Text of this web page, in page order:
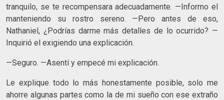
tranquilo, se te recompensara adecuadamente. —Informo el
manteniendo su rostro sereno. —Pero antes de eso,
Nathaniel, ¿Podrías darme más detalles de lo ocurrido? —
Inquirió el exigiendo una explicación.
—Seguro. —Asentí y empecé mi explicación.
Le explique todo lo más honestamente posible, solo me
ahorre algunas partes como la de mi sueño con ese extraño